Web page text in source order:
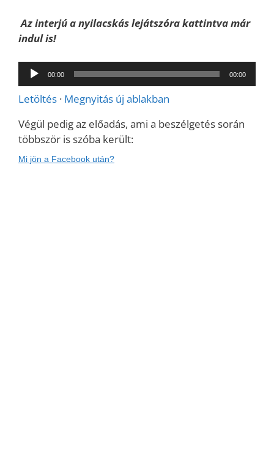
Az interjú a nyilacskás lejátszóra kattintva már
indul is!
Audió
lejátszó
00:00 00:00
Letöltés · Megnyitás új ablakban
Végül pedig az előadás, ami a beszélgetés során
többször is szóba került:
Mi jön a Facebook után?